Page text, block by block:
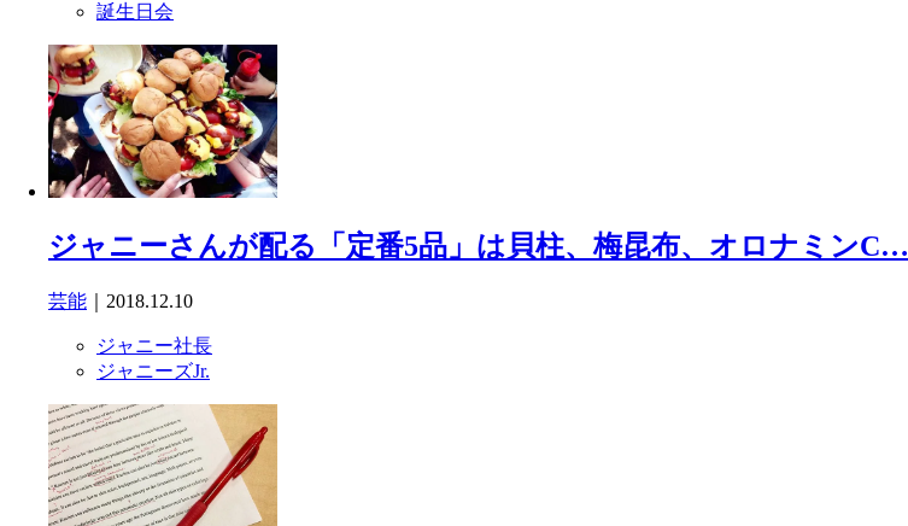
誕生日会
ジャニーさんが配る「定番5品」は貝柱、梅昆布、オロナミンC…
芸能 ｜2018.12.10
ジャニー社長
ジャニーズJr.